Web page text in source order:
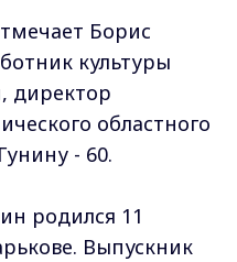
Борис
культуры
директор
областного
- 60.
родился 11
Выпускник